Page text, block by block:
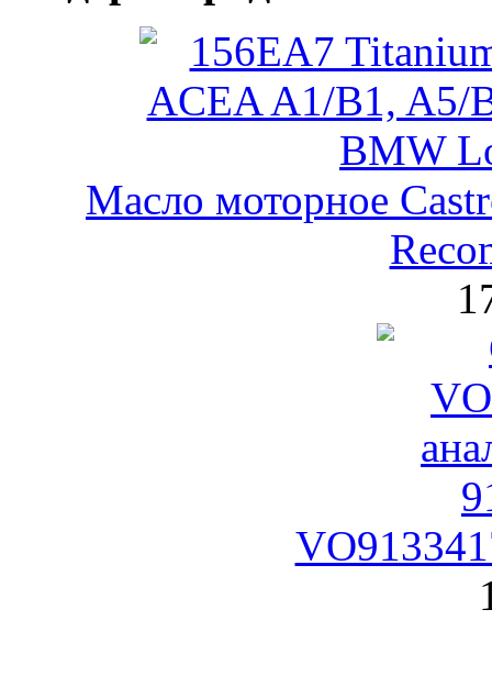
Масло моторное